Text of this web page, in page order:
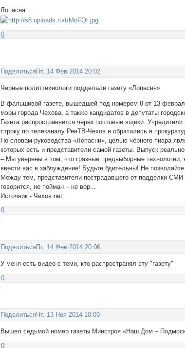
Лопасня
0
Поделиться Пт, 14 Фев 2014 20:02
Черные политтехнологи подделали газету «Лопасня»
В фальшивой газете, вышедшей под номером 8 от 13
мэры города Чехова, а также кандидатов в депутаты
Газета распространяется через почтовые ящики.
строку по телеканалу РенТВ-Чехов и обратились в
По словам руководства «Лопасни», целью чёрного пиара
которых есть и представители самой газеты. Выпуск
– Мы уверены в том, что грязные предвыборные
ввести вас в заблуждение! Будьте бдительны! Не
Между тем, представители пострадавшего от подделки СМИ
говорится, не пойман – не вор...
Источник - Чехов.net
0
Поделиться Пт, 14 Фев 2014 20:06
У меня есть видео с теми, кто распространял эту "газету"
0
ПоделитьсяЧт, 13 Ноя 2014 10:09
Вышел седьмой номер газеты Минстроя «Наш Дом –
0